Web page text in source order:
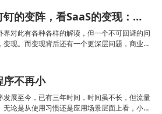
了这篇文章，试图让这些底层架构相关知识更加
从钉钉的变阵，看SaaS的变现：互联网公司做SaaS难在哪？
界对此有各种各样的解读，但一个不可回避的问
变现。而变现背后还有一个更深层问题，商业模
五年、十年后的钉钉，变阵恐怕是迟早的事，且
这也是一条不错的回归之
不赚钱的业务与...
序不再小
发展至今，已有三年时间，时间虽不长，但流量
无论是从使用习惯还是应用场景层面上看，小程